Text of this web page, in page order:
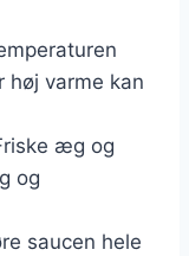
høj varme kan
æg og
og
saucen hele